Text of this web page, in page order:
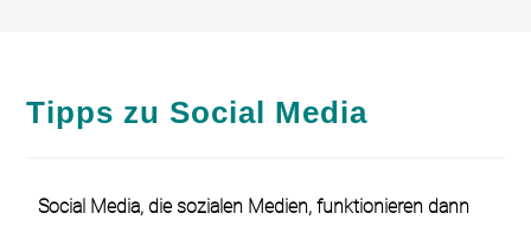
Tipps zu Social Media
Social Media, die sozialen Medien, funktionieren dann